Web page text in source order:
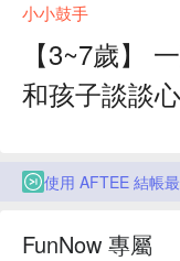
小小鼓手
【3~7歲】
和孩子談談心
使用 AFTEE 結帳
FunNow 專屬